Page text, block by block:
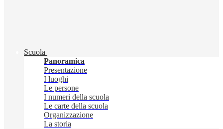
Scuola
Panoramica
Presentazione
I luoghi
Le persone
I numeri della scuola
Le carte della scuola
Organizzazione
La storia